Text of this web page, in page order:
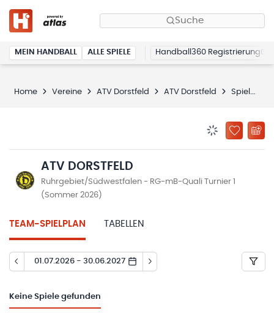
Suche
MEIN HANDBALL ALLE SPIELE Handball360 Registrierung
Home Vereine ATV Dorstfeld ATV Dorstfeld Spielplan
ZU
ATV DORSTFELD
Ruhrgebiet/Südwestfalen - RG-mB-Quali Turnier 1
(Sommer 2026)
TEAM-SPIELPLAN TABELLEN
01.07.2026 - 30.06.2027
Keine Spiele gefunden